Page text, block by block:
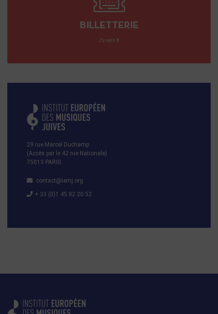
BILLETTERIE
J'y vais
29 rue Marcel Duchamp
(Accès par le 42 rue Nationale)
75013 PARIS
contact@iemj.org
+ 33 (0)1 45 82 20 52